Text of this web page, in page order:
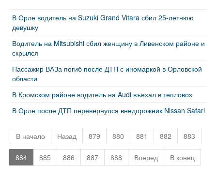
В Орле водитель на Suzuki Grand Vitara сбил 25-летнюю
девушку
Водитель на Mitsubishi сбил женщину в Ливенском районе и
скрылся
Пассажир ВАЗа погиб после ДТП с иномаркой в Орловской
области
В Кромском районе водитель на Audi въехал в тепловоз
В Орле после ДТП перевернулся внедорожник Nissan Safari
В начало Назад 879 880 881 882 883
884 885 886 887 888 Вперед В конец